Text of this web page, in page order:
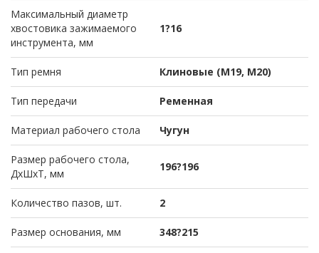
Максимальный диаметр
хвостовика зажимаемого
инструмента, мм
1?16
Тип ремня Клиновые (М19, M20)
Тип передачи Ременная
Материал рабочего стола Чугун
Размер рабочего стола,
ДхШхТ, мм
196?196
Количество пазов, шт. 2
Размер основания, мм 348?215